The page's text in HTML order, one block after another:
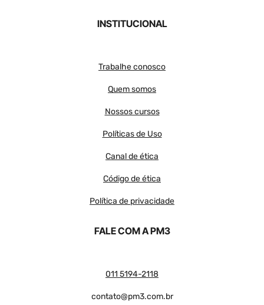
INSTITUCIONAL
Trabalhe conosco
Quem somos
Nossos cursos
Políticas de Uso
Canal de ética
Código de ética
Política de privacidade
FALE COM A PM3
011 5194-2118
contato@pm3.com.br